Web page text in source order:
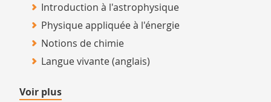
Introduction à l'astrophysique
Physique appliquée à l'énergie
Notions de chimie
Langue vivante (anglais)
Voir plusde